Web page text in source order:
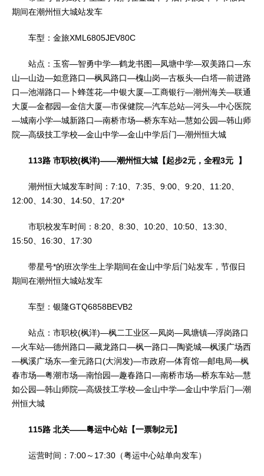
期间在潮州恒大城站发车
车型：金旅XML6805JEV80C
站点：玉窖—智勇中学—鹤龙书图—凤塘中学—双美路口—东
山—山边—如意路口—枫凤路口—槐山岗—古板头—白塔—前进路
口—池湖路口—卜蜂莲花—中银大厦—工商银行—潮州海关—联通
大厦—金都园—金信大厦—市保健院—汽车总站—河头—中心医院
—城南小学—城新路口—南桥市场—桥东车站—慧如公园—韩山师
院—高级技工学校—金山中学—金山中学后门—潮州恒大城
113路 市职校(枫洋)——潮州恒大城【起步2元，全程3元 】
潮州恒大城发车时间：7:10、7:35、9:00、9:20、11:20、
12:00、14:30、14:50、17:20*
市职校发车时间：8:20、8:30、10:20、10:50、13:30、
15:50、16:30、17:30
带星号*的班次学生上学期间在金山中学后门站发车，节假日
期间在潮州恒大城站发车
车型：银隆GTQ6858BEVB2
站点：市职校(枫洋)—枫二工业区—凤岗—凤塘镇—浮岗路口
—火车站—德州路口—藏龙路口—枫一路口—陶瓷城—枫溪广场西
—枫溪广场东—奎元路口(大润发)—市政府—体育馆—邮电局—枫
春市场—粤潮市场—南怡园—趣春路口—南桥市场—桥东车站—慧
如公园—韩山师院—高级技工学校—金山中学—金山中学后门—潮
州恒大城
115路 北关——粤运中心站【一票制2元】
运营时间：7:00～17:30（粤运中心站单向发车）